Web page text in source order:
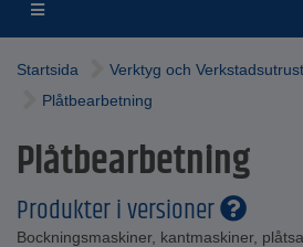
Startsida
Verktyg och
Plåtbearbetning
Plåtbearbetning
Produkter i versioner
Bockningsmaskiner, kantmaskiner,